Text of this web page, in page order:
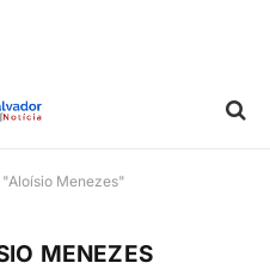
Menezes"
MENEZES